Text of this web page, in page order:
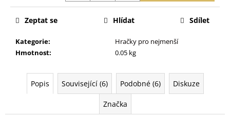
Kategorie:
Hračky pro nejmenší
Hmotnost: 0.05 kg
Zeptat se Hlídat Sdílet
Popis Související (6) Podobné (6) Diskuze
Značka
e
m
HAUS
25